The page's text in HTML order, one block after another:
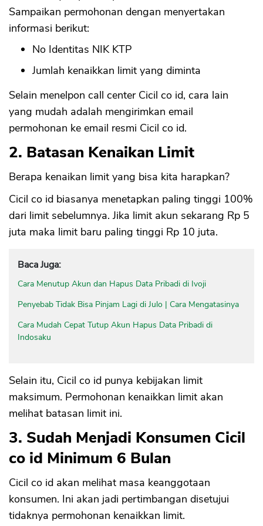
Sampaikan permohonan dengan menyertakan
informasi berikut:
No Identitas NIK KTP
Jumlah kenaikkan limit yang diminta
Selain menelpon call center Cicil co id, cara lain
yang mudah adalah mengirimkan email
permohonan ke email resmi Cicil co id.
2. Batasan Kenaikan Limit
Berapa kenaikan limit yang bisa kita harapkan?
Cicil co id biasanya menetapkan paling tinggi 100%
dari limit sebelumnya. Jika limit akun sekarang Rp 5
juta maka limit baru paling tinggi Rp 10 juta.
Baca Juga:
Cara Menutup Akun dan Hapus Data Pribadi di Ivoji
Penyebab Tidak Bisa Pinjam Lagi di Julo | Cara Mengatasinya
Cara Mudah Cepat Tutup Akun Hapus Data Pribadi di
Indosaku
Selain itu, Cicil co id punya kebijakan limit
maksimum. Permohonan kenaikkan limit akan
melihat batasan limit ini.
3. Sudah Menjadi Konsumen Cicil
co id Minimum 6 Bulan
Cicil co id akan melihat masa keanggotaan
konsumen. Ini akan jadi pertimbangan disetujui
tidaknya permohonan kenaikkan limit.